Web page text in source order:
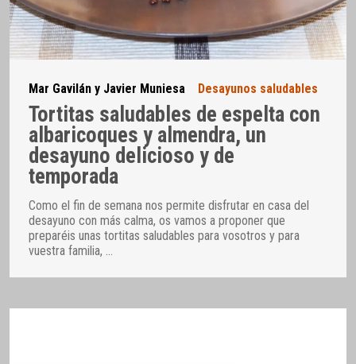
Mar Gavilán y Javier Muniesa Desayunos saludables
Tortitas saludables de espelta con
albaricoques y almendra, un
desayuno delicioso y de
temporada
Como el fin de semana nos permite disfrutar en casa del
desayuno con más calma, os vamos a proponer que
preparéis unas tortitas saludables para vosotros y para
vuestra familia, …